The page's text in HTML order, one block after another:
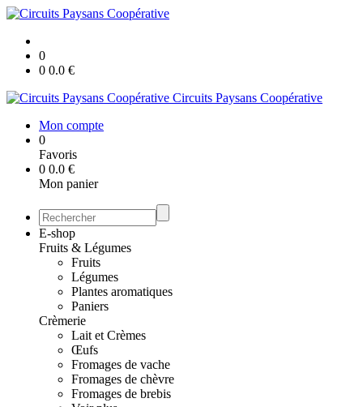
0
0 0.0 €
Circuits Paysans Coopérative
Mon compte
0
Favoris
0 0.0 €
Mon panier
E-shop
Fruits & Légumes
Fruits
Légumes
Plantes aromatiques
Paniers
Crèmerie
Lait et Crèmes
Œufs
Fromages de vache
Fromages de chèvre
Fromages de brebis